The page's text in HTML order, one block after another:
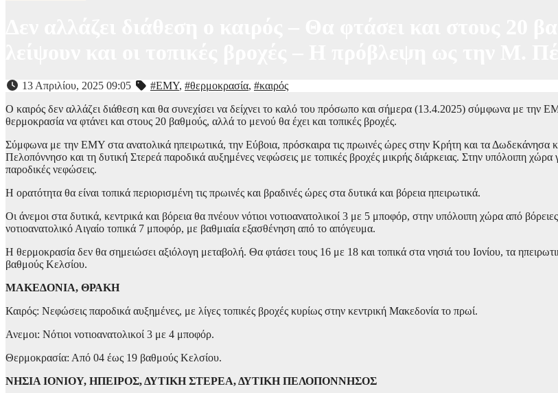
13 Απριλίου, 2025 09:05 #ΕΜΥ, #θερμοκρασία, #καιρός
Ο καιρός δεν αλλάζει διάθεση και θα συνεχίσει να δείχνει το καλό του πρόσωπο και σήμερα (13.4.2025) σύμφωνα με την
θερμοκρασία να φτάνει και στους 20 βαθμούς, αλλά το μενού θα έχει και τοπικές βροχές.
Σύμφωνα με την ΕΜΥ στα ανατολικά ηπειρωτικά, την Εύβοια, πρόσκαιρα τις πρωινές ώρες στην Κρήτη και τα Δωδεκάνησα
Πελοπόννησο και τη δυτική Στερεά παροδικά αυξημένες νεφώσεις με τοπικές βροχές μικρής διάρκειας. Στην υπόλοιπη χώρα
παροδικές νεφώσεις.
Η ορατότητα θα είναι τοπικά περιορισμένη τις πρωινές και βραδινές ώρες στα δυτικά και βόρεια ηπειρωτικά.
Οι άνεμοι στα δυτικά, κεντρικά και βόρεια θα πνέουν νότιοι νοτιοανατολικοί 3 με 5 μποφόρ, στην υπόλοιπη χώρα από
νοτιοανατολικό Αιγαίο τοπικά 7 μποφόρ, με βαθμιαία εξασθένηση από το απόγευμα.
Η θερμοκρασία δεν θα σημειώσει αξιόλογη μεταβολή. Θα φτάσει τους 16 με 18 και τοπικά στα νησιά του Ιονίου, τα
βαθμούς Κελσίου.
ΜΑΚΕΔΟΝΙΑ, ΘΡΑΚΗ
Καιρός: Νεφώσεις παροδικά αυξημένες, με λίγες τοπικές βροχές κυρίως στην κεντρική Μακεδονία το πρωί.
Ανεμοι: Νότιοι νοτιοανατολικοί 3 με 4 μποφόρ.
Θερμοκρασία: Από 04 έως 19 βαθμούς Κελσίου.
ΝΗΣΙΑ ΙΟΝΙΟΥ, ΗΠΕΙΡΟΣ, ΔΥΤΙΚΗ ΣΤΕΡΕΑ, ΔΥΤΙΚΗ ΠΕΛΟΠΟΝΝΗΣΟΣ